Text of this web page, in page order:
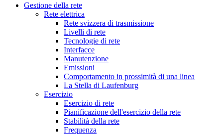
Gestione della rete
Rete elettrica
Rete svizzera di trasmissione
Livelli di rete
Tecnologie di rete
Interfacce
Manutenzione
Emissioni
Comportamento in prossimità di una linea
La Stella di Laufenburg
Esercizio
Esercizio di rete
Pianificazione dell'esercizio della rete
Stabilità della rete
Frequenza